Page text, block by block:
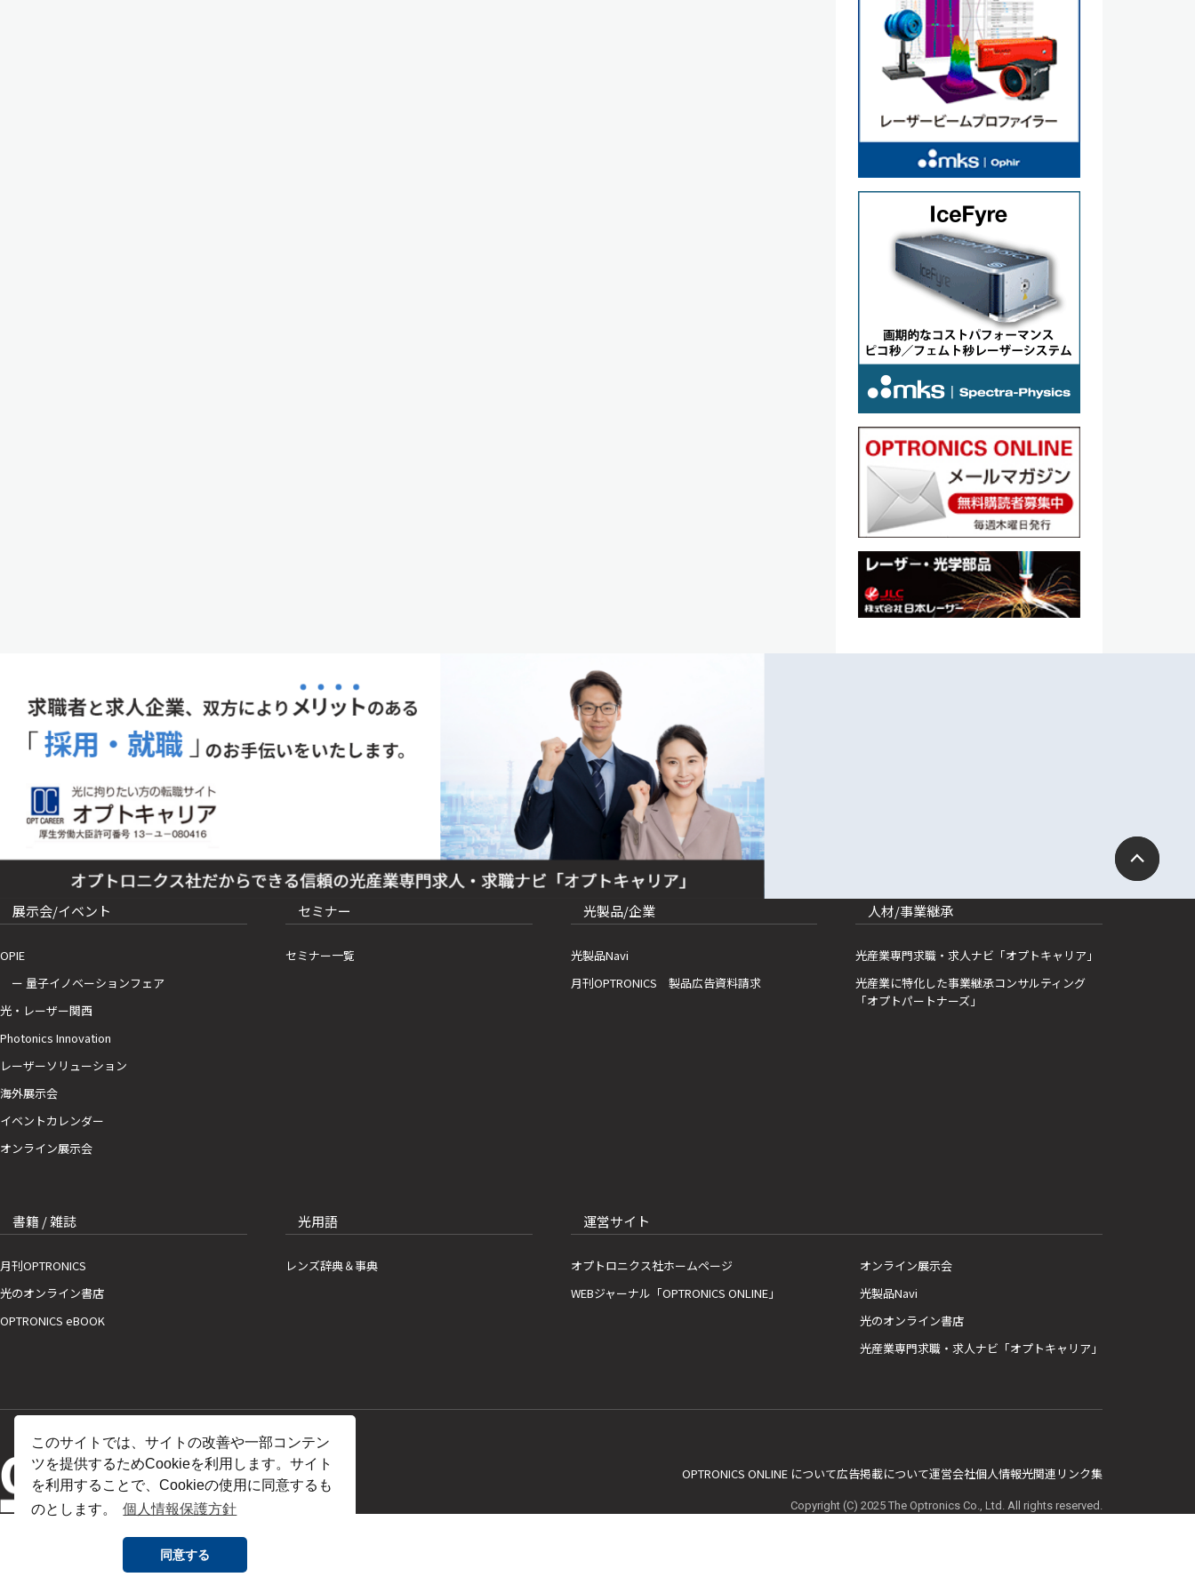
このサイトでは、サイトの改善や一部コンテン
ツを提供するためCookieを利用します。サイト
を利用することで、Cookieの使用に同意するも
のとします。
個人情報保護方針
同意する
展示会/イベント
OPIE
ー 量子イノベーションフェア
光・レーザー関西
Photonics Innovation
レーザーソリューション
海外展示会
イベントカレンダー
オンライン展示会
セミナー
セミナー一覧
光製品/企業
光製品Navi
月刊OPTRONICS 製品広告資料請求
人材/事業継承
光産業専門求職・求人ナビ「オプトキャリア」
光産業に特化した事業継承コンサルティング
「オプトパートナーズ」
書籍 / 雑誌
月刊OPTRONICS
光のオンライン書店
OPTRONICS eBOOK
光用語
レンズ辞典＆事典
運営サイト
オプトロニクス社ホームページ
WEBジャーナル「OPTRONICS ONLINE」
オンライン展示会
光製品Navi
光のオンライン書店
光産業専門求職・求人ナビ「オプトキャリア」
OPTRONICS ONLINE について広告掲載について運営会社個人情報光関連リンク集
Copyright (C) 2025 The Optronics Co., Ltd. All rights reserved.